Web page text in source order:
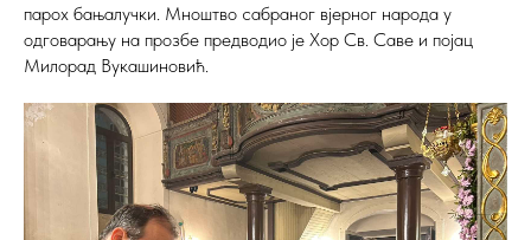
парох бањалучки. Мноштво сабраног вјерног народа у
одговарању на прозбе предводио је Хор Св. Саве и појац
Милорад Вукашиновић.